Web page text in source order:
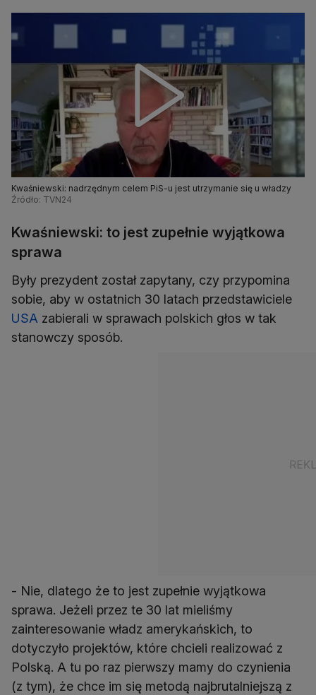
Kwaśniewski: nadrzędnym celem PiS-u jest utrzymanie się u władzy
Źródło: TVN24
Kwaśniewski: to jest zupełnie wyjątkowa
sprawa
Były prezydent został zapytany, czy przypomina
sobie, aby w ostatnich 30 latach przedstawiciele
USA zabierali w sprawach polskich głos w tak
stanowczy sposób.
- Nie, dlatego że to jest zupełnie wyjątkowa
sprawa. Jeżeli przez te 30 lat mieliśmy
zainteresowanie władz amerykańskich, to
dotyczyło projektów, które chcieli realizować z
Polską. A tu po raz pierwszy mamy do czynienia
(z tym), że chce im się metodą najbrutalniejszą z